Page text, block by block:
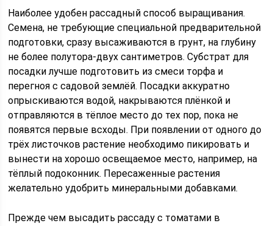
Наиболее удобен рассадный способ выращивания.
Семена, не требующие специальной предварительной
подготовки, сразу высаживаются в грунт, на глубину
не более полутора-двух сантиметров. Субстрат для
посадки лучше подготовить из смеси торфа и
перегноя с садовой землёй. Посадки аккуратно
опрыскиваются водой, накрываются плёнкой и
отправляются в тёплое место до тех пор, пока не
появятся первые всходы. При появлении от одного до
трёх листочков растение необходимо пикировать и
вынести на хорошо освещаемое место, например, на
тёплый подоконник. Пересаженные растения
желательно удобрить минеральными добавками.
Прежде чем высадить рассаду с томатами в